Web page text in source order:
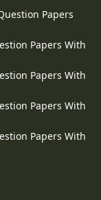
Papers
Papers With
Papers With
Papers With
Papers With